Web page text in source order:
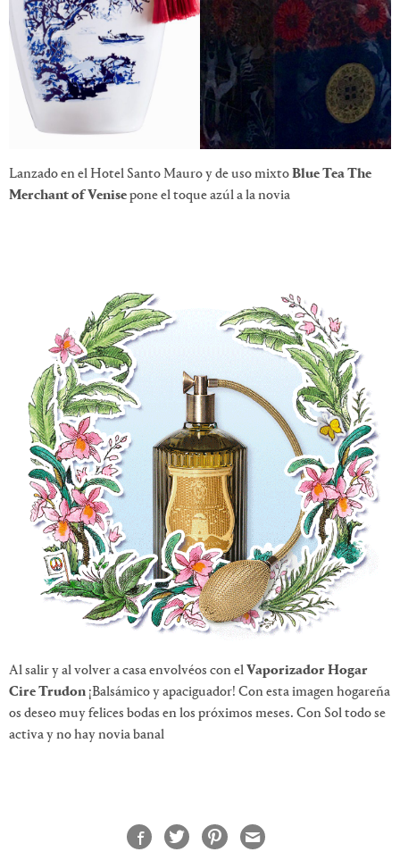
Lanzado en el Hotel Santo Mauro y de uso mixtoBlue Tea The
Merchant of Venisepone el toque azúl a la novia
Al salir y al volver a casa envolvéos con el Vaporizador Hogar
Cire Trudon ¡Balsámico y apaciguador! Con esta imagen hogareña
os deseo muy felices bodas en los próximos meses. Con Sol todo se
activa y no hay novia banal